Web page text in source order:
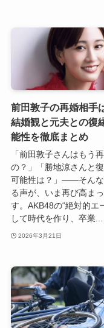
前田敦子の再婚相手
結婚観と元夫との復
能性を徹底まとめ
「前田敦子さんはもう
の？」「勝地涼さんと
可能性は？」――そんな
る声が、いま再び高ま
す。AKB48の“絶対的エ
して時代を作り、卒業...
2026年3月21日